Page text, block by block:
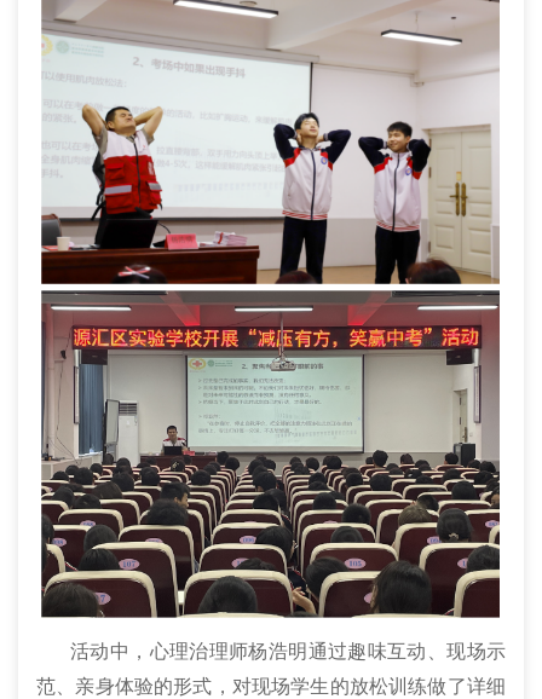
活动中，心理治理师杨浩明通过趣味互动、现场示
范、亲身体验的形式，对现场学生的放松训练做了详细